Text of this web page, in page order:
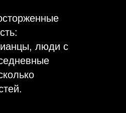
люди с